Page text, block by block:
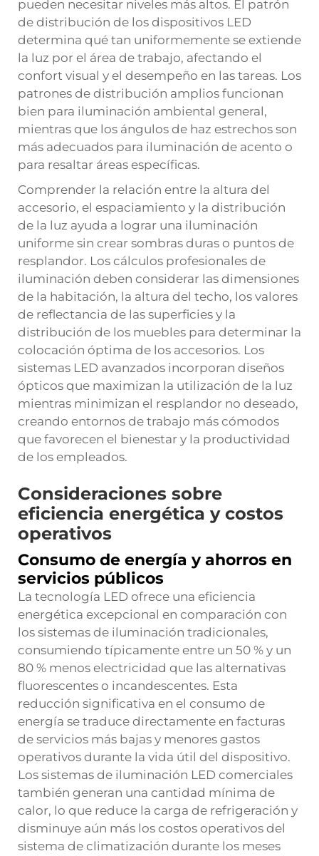
pueden necesitar niveles más altos. El patrón
de distribución de los dispositivos LED
determina qué tan uniformemente se extiende
la luz por el área de trabajo, afectando el
confort visual y el desempeño en las tareas. Los
patrones de distribución amplios funcionan
bien para iluminación ambiental general,
mientras que los ángulos de haz estrechos son
más adecuados para iluminación de acento o
para resaltar áreas específicas.
Comprender la relación entre la altura del
accesorio, el espaciamiento y la distribución
de la luz ayuda a lograr una iluminación
uniforme sin crear sombras duras o puntos de
resplandor. Los cálculos profesionales de
iluminación deben considerar las dimensiones
de la habitación, la altura del techo, los valores
de reflectancia de las superficies y la
distribución de los muebles para determinar la
colocación óptima de los accesorios. Los
sistemas LED avanzados incorporan diseños
ópticos que maximizan la utilización de la luz
mientras minimizan el resplandor no deseado,
creando entornos de trabajo más cómodos
que favorecen el bienestar y la productividad
de los empleados.
Consideraciones sobre
eficiencia energética y costos
operativos
Consumo de energía y ahorros en
servicios públicos
La tecnología LED ofrece una eficiencia
energética excepcional en comparación con
los sistemas de iluminación tradicionales,
consumiendo típicamente entre un 50 % y un
80 % menos electricidad que las alternativas
fluorescentes o incandescentes. Esta
reducción significativa en el consumo de
energía se traduce directamente en facturas
de servicios más bajas y menores gastos
operativos durante la vida útil del dispositivo.
Los sistemas de iluminación LED comerciales
también generan una cantidad mínima de
calor, lo que reduce la carga de refrigeración y
disminuye aún más los costos operativos del
sistema de climatización durante los meses